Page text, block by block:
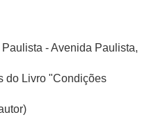
- Avenida Paulista,
do Livro "Condições